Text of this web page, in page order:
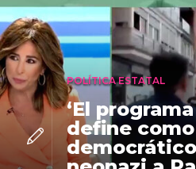
POLÍTICA ESTATAL
‘El
define